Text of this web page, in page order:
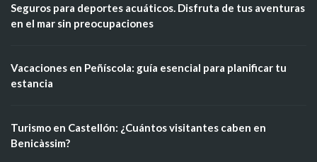
Seguros para deportes acuáticos. Disfruta de tus aventuras
en el mar sin preocupaciones
Vacaciones en Peñíscola: guía esencial para planificar tu
estancia
Turismo en Castellón: ¿Cuántos visitantes caben en
Benicàssim?